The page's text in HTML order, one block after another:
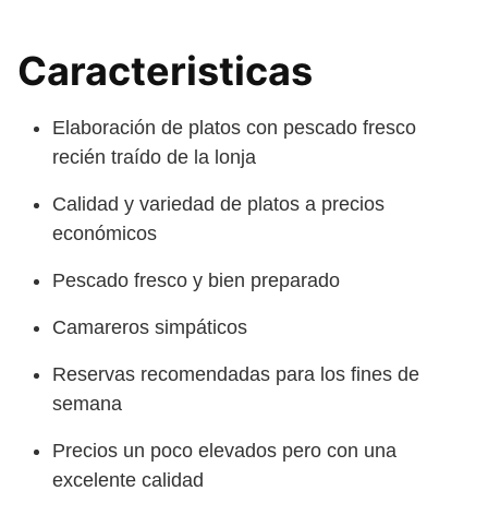
Caracteristicas
Elaboración de platos con pescado fresco
recién traído de la lonja
Calidad y variedad de platos a precios
económicos
Pescado fresco y bien preparado
Camareros simpáticos
Reservas recomendadas para los fines de
semana
Precios un poco elevados pero con una
excelente calidad